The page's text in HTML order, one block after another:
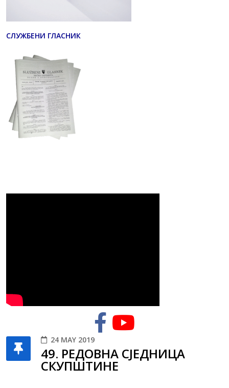
СЛУЖБЕНИ ГЛАСНИК
24 MAY 2019
49. РЕДОВНA СЈЕДНИЦA
СКУПШТИНЕ